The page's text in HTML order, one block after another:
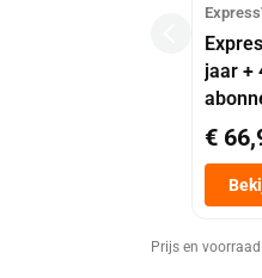
jaar +
€
Prijs en